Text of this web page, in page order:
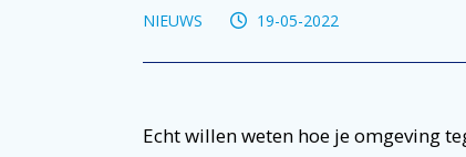
NIEUWS 19-05-2022
Echt willen weten hoe je omgeving